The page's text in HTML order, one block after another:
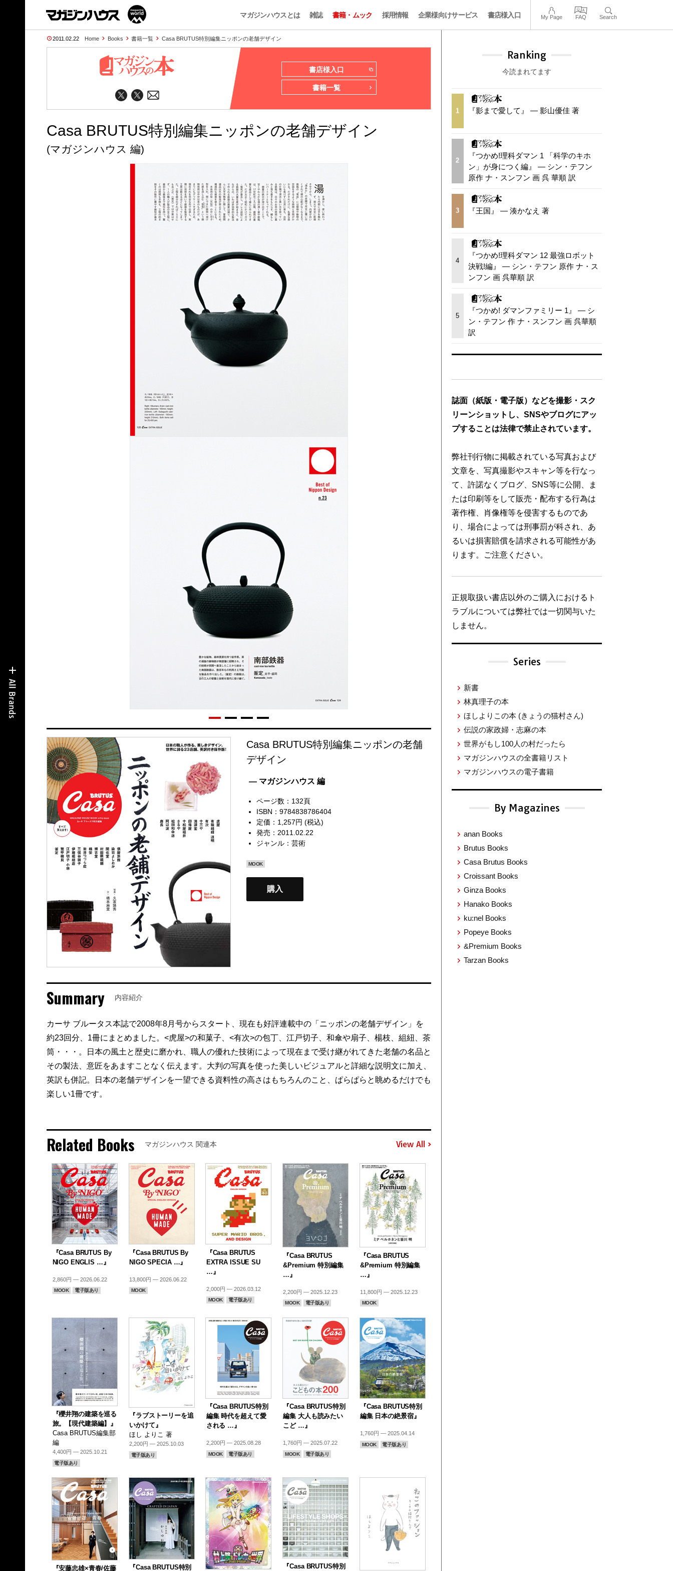
マガジンハウスとは 雑誌 書籍・ムック 採用情報 企業様向けサービス 書店様入口 My Page FAQ Search
2011.02.22 Home Books 書籍一覧 Casa BRUTUS特別編集ニッポンの老舗デザイン
書店様入口
書籍一覧
Casa BRUTUS特別編集ニッポンの老舗デザイン
(マガジンハウス 編)
Casa BRUTUS特別編集ニッポンの老舗
デザイン
— マガジンハウス 編
ページ数：132頁
ISBN：9784838786404
定価：1,257円 (税込)
発売：2011.02.22
ジャンル： 芸術
MOOK
購入
Summary 内容紹介
カーサ ブルータス本誌で2008年8月号からスタート、現在も好評連載中の「ニッポンの老舗デザイン」を
約23回分、1冊にまとめました。<虎屋>の和菓子、<有次>の包丁、江戸切子、和傘や扇子、楊枝、組紐、茶
筒・・・。日本の風土と歴史に磨かれ、職人の優れた技術によって現在まで受け継がれてきた老舗の名品と
その製法、意匠をあますことなく伝えます。大判の写真を使った美しいビジュアルと詳細な説明文に加え、
英訳も併記。日本の老舗デザインを一望できる資料性の高さはもちろんのこと、ぱらぱらと眺めるだけでも
楽しい1冊です。
Related Books マガジンハウス 関連本 View All
『Casa BRUTUS By
NIGO ENGLIS …』
2,860円 — 2026.06.22
MOOK 電子版あり
『Casa BRUTUS By
NIGO SPECIA …』
13,800円 — 2026.06.22
MOOK
『Casa BRUTUS
EXTRA ISSUE SU
…』
2,000円 — 2026.03.12
MOOK 電子版あり
『Casa BRUTUS
&Premium 特別編集
…』
2,200円 — 2025.12.23
MOOK 電子版あり
『Casa BRUTUS
&Premium 特別編集
…』
11,800円 — 2025.12.23
MOOK
『櫻井翔の建築を巡る
旅。【現代建築編】』
Casa BRUTUS編集部
編
4,400円 — 2025.10.21
電子版あり
『ラブストーリーを追
いかけて』
ほし よりこ 著
2,200円 — 2025.10.03
電子版あり
『Casa BRUTUS特別
編集 時代を超えて愛
される …』
2,200円 — 2025.08.28
MOOK 電子版あり
『Casa BRUTUS特別
編集 大人も読みたい
こど …』
1,760円 — 2025.07.22
MOOK 電子版あり
『Casa BRUTUS特別
編集 日本の絶景宿』
1,760円 — 2025.04.14
MOOK 電子版あり
『安藤忠雄×青春/佐藤 『Casa BRUTUS特別 『Casa BRUTUS特別
Ranking
今読まれてます
1 『影まで愛して』 — 影山優佳 著
2
『つかめ!理科ダマン 1 「科学のキホ
ン」が身につく編』 — シン・テフン
原作 ナ・スンフン 画 呉 華順 訳
3 『王国』 — 湊かなえ 著
4
『つかめ!理科ダマン 12 最強ロボット
決戦!編』 — シン・テフン 原作 ナ・ス
ンフン 画 呉華順 訳
5
『つかめ! ダマンファミリー 1』 — シ
ン・テフン 作 ナ・スンフン 画 呉華順
訳
誌面（紙版・電子版）などを撮影・スク
リーンショットし、SNSやブログにアッ
プすることは法律で禁止されています。
弊社刊行物に掲載されている写真および
文章を、写真撮影やスキャン等を行なっ
て、許諾なくブログ、SNS等に公開、ま
たは印刷等をして販売・配布する行為は
著作権、肖像権等を侵害するものであ
り、場合によっては刑事罰が科され、あ
るいは損害賠償を請求される可能性があ
ります。ご注意ください。
正規取扱い書店以外のご購入におけるト
ラブルについては弊社では一切関与いた
しません。
Series
新書
林真理子の本
ほしよりこの本 (きょうの猫村さん)
伝説の家政婦・志麻の本
世界がもし100人の村だったら
マガジンハウスの全書籍リスト
マガジンハウスの電子書籍
By Magazines
anan Books
Brutus Books
Casa Brutus Books
Croissant Books
Ginza Books
Hanako Books
ku:nel Books
Popeye Books
&Premium Books
Tarzan Books